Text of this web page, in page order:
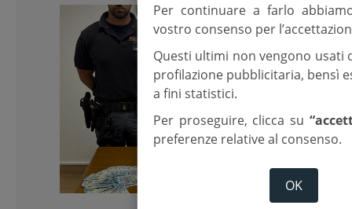
Per continuare a farlo
vostro consenso per
Questi ultimi non vengono usati
profilazione pubblicitaria, bensì
a fini statistici.
Per proseguire, clicca su
preferenze relative al consenso.
OK